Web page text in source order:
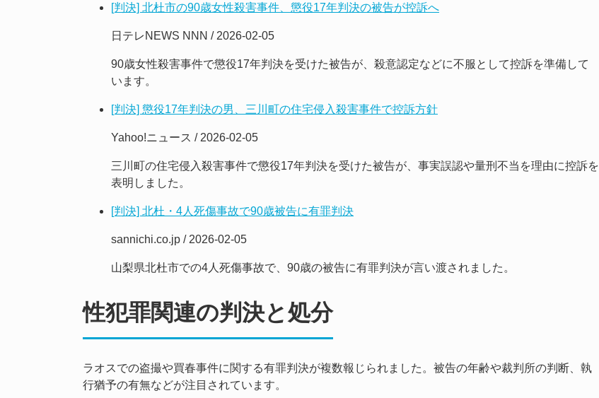
[判決] 北杜市の90歳女性殺害事件、懲役17年判決の被告が控訴へ
日テレNEWS NNN / 2026-02-05
90歳女性殺害事件で懲役17年判決を受けた被告が、殺意認定などに不服として控訴を準備して
います。
[判決] 懲役17年判決の男、三川町の住宅侵入殺害事件で控訴方針
Yahoo!ニュース / 2026-02-05
三川町の住宅侵入殺害事件で懲役17年判決を受けた被告が、事実誤認や量刑不当を理由に控訴を
表明しました。
[判決] 北杜・4人死傷事故で90歳被告に有罪判決
sannichi.co.jp / 2026-02-05
山梨県北杜市での4人死傷事故で、90歳の被告に有罪判決が言い渡されました。
性犯罪関連の判決と処分
ラオスでの盗撮や買春事件に関する有罪判決が複数報じられました。被告の年齢や裁判所の判断、執
行猶予の有無などが注目されています。